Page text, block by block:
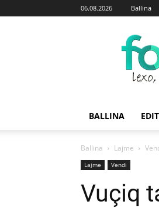
06.08.2026 Ballina
Fokusi
BALLINA
Ballina Lajme
Lajme Vendi
Vuçiq